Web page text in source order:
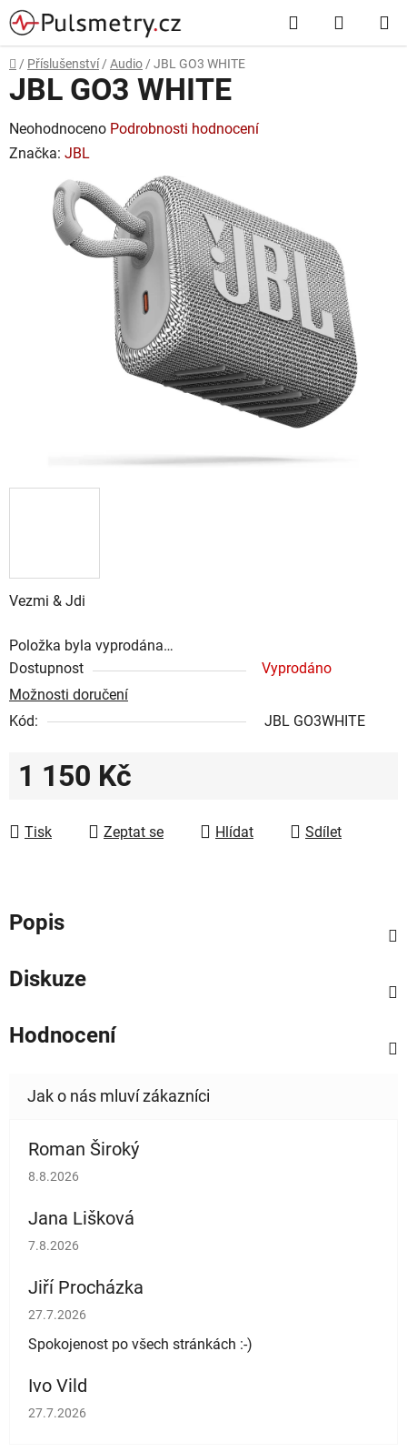
Přejít
na
obsah
Hledat
KOŠÍK
Domů
/ Příslušenství / Audio / JBL GO3 WHITE
Vezmi & Jdi
Položka byla vyprodána…
Dostupnost
Vyprodáno
Možnosti doručení
Kód:
JBL GO3WHITE
1 150 Kč
Tisk
Zeptat se Hlídat Sdílet
JBL GO3 WHITE
Průměrné
hodnocení
Neohodnoceno Podrobnosti hodnocení
Značka: JBL
Popis
Diskuze
Hodnocení
Roman Široký
Hodnocení obchodu je 5 z 5 hvězdiček.
8.8.2026
Jana Lišková
Hodnocení obchodu je 5 z 5 hvězdiček.
7.8.2026
Jiří Procházka
Hodnocení obchodu je 5 z 5 hvězdiček.
27.7.2026
Spokojenost po všech stránkách :-)
Ivo Vild
Hodnocení obchodu je 5 z 5 hvězdiček.
27.7.2026